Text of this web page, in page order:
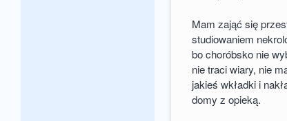
Mam zająć się
studiowaniem
bo choróbsko nie
nie traci wiary, nie
jakieś wkładki i
domy z opieką.